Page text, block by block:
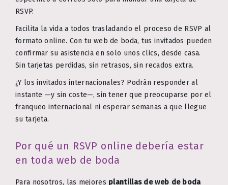
RSVP.
Facilita la vida a todos trasladando el proceso de RSVP al
formato online. Con tu web de boda, tus invitados pueden
confirmar su asistencia en solo unos clics, desde casa.
Sin tarjetas perdidas, sin retrasos, sin recados extra.
¿Y los invitados internacionales? Podrán responder al
instante —y sin coste—, sin tener que preocuparse por el
franqueo internacional ni esperar semanas a que llegue
su tarjeta.
Por qué un RSVP online debería estar
en toda web de boda
Para nosotros, las mejores plantillas de web de boda